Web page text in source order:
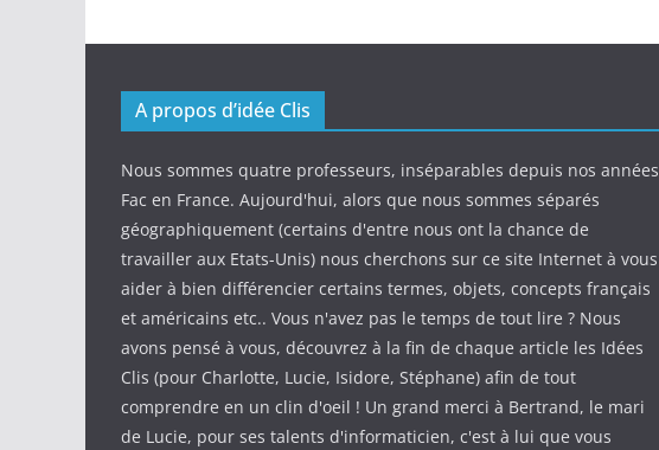
A propos d’idée Clis
Nous sommes quatre professeurs, inséparables depuis nos années
Fac en France. Aujourd'hui, alors que nous sommes séparés
géographiquement (certains d'entre nous ont la chance de
travailler aux Etats-Unis) nous cherchons sur ce site Internet à vous
aider à bien différencier certains termes, objets, concepts français
et américains etc.. Vous n'avez pas le temps de tout lire ? Nous
avons pensé à vous, découvrez à la fin de chaque article les Idées
Clis (pour Charlotte, Lucie, Isidore, Stéphane) afin de tout
comprendre en un clin d'oeil ! Un grand merci à Bertrand, le mari
de Lucie, pour ses talents d'informaticien, c'est à lui que vous